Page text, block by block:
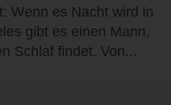
Wenn es Nacht wird in
gibt es einen Mann,
Schlaf findet. Von...